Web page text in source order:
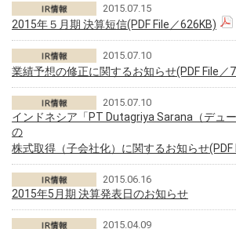
2015.07.15
2015年５月期 決算短信(PDF File／626KB)
2015.07.10
業績予想の修正に関するお知らせ(PDF File／
2015.07.10
インドネシア「PT Dutagriya Sarana（デュー
の
株式取得（子会社化）に関するお知らせ(PDF
2015.06.16
2015年5月期 決算発表日のお知らせ
2015.04.09